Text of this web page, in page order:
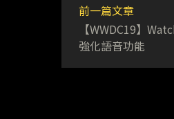
前一篇文章
【WWDC19】
強化語音功能